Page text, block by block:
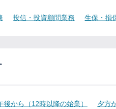
投信・投資顧問業務 生保・損
後から（12時以降の始業） 夕方